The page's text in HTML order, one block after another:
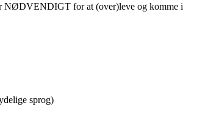
NØDVENDIGT for at (over)leve og komme i
sprog)